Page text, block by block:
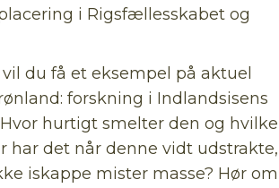
i Rigsfællesskabet og
du få et eksempel på aktuel
forskning i Indlandsisens
hurtigt smelter den og hvilke
har det når denne vidt udstrakte,
iskappe mister masse? Hør om